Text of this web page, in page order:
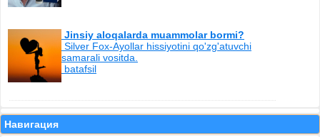
Jinsiy aloqalarda muammolar bormi?
Silver Fox-Ayollar hissiyotini qo'zg'atuvchi
samarali vositda.
batafsil
Навигация